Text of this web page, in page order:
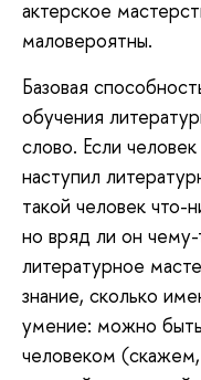
актерское
маловероятны.
Базовая
обучения
слово. Если
наступил
такой человек что-
но вряд ли он
литературное
знание, сколько
умение: можно
человеком